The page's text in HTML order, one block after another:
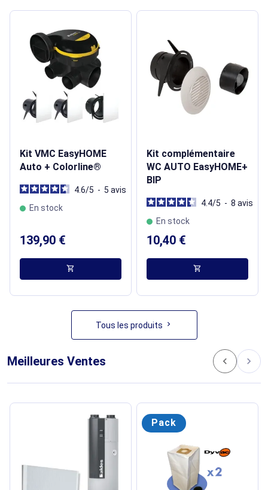
Kit VMC EasyHOME
Auto + Colorline®
4.6/5 - 5 avis
En stock
139,90 €
shopping_cart
Kit complémentaire
WC AUTO EasyHOME+
BIP
4.4/5 - 8 avis
En stock
10,40 €
shopping_cart
Tous les produits chevron_right
Meilleures Ventes chevron_left chevron_right
Pack